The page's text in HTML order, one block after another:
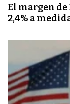
El margen de
2,4% a